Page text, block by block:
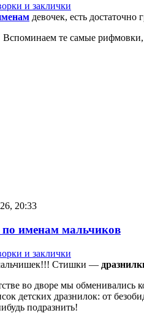
и заклички
девочек, есть
Вспоминаем те самые
20:33
по именам мальчиков
и заклички
Стишки —
во дворе мы
детских дразнилок: от
подразнить!